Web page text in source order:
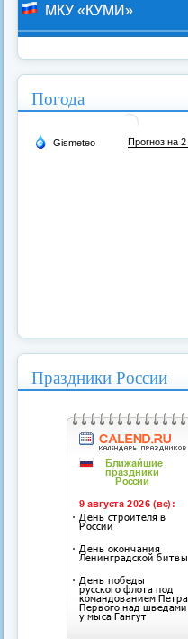
МКУ «КУМИ»
Погода
Праздники России